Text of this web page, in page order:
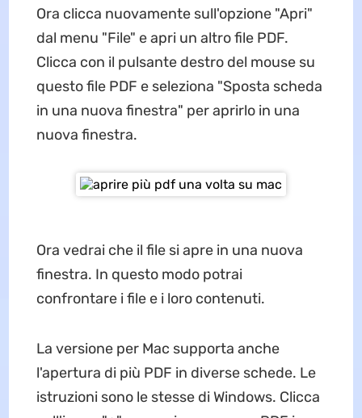
Ora clicca nuovamente sull'opzione "Apri"
dal menu "File" e apri un altro file PDF.
Clicca con il pulsante destro del mouse su
questo file PDF e seleziona "Sposta scheda
in una nuova finestra" per aprirlo in una
nuova finestra.
Ora vedrai che il file si apre in una nuova
finestra. In questo modo potrai
confrontare i file e i loro contenuti.
La versione per Mac supporta anche
l'apertura di più PDF in diverse schede. Le
istruzioni sono le stesse di Windows. Clicca